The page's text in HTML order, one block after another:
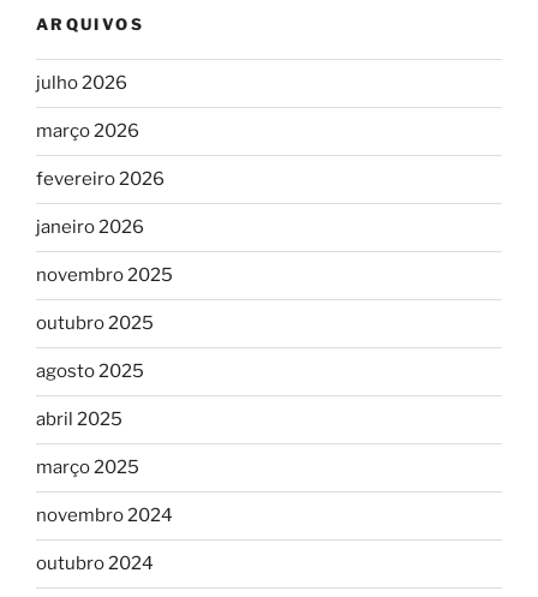
ARQUIVOS
julho 2026
março 2026
fevereiro 2026
janeiro 2026
novembro 2025
outubro 2025
agosto 2025
abril 2025
março 2025
novembro 2024
outubro 2024